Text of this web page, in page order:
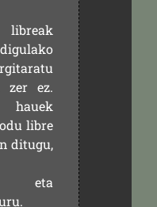
libreak
zer ez.
libre
ditugu,
eta